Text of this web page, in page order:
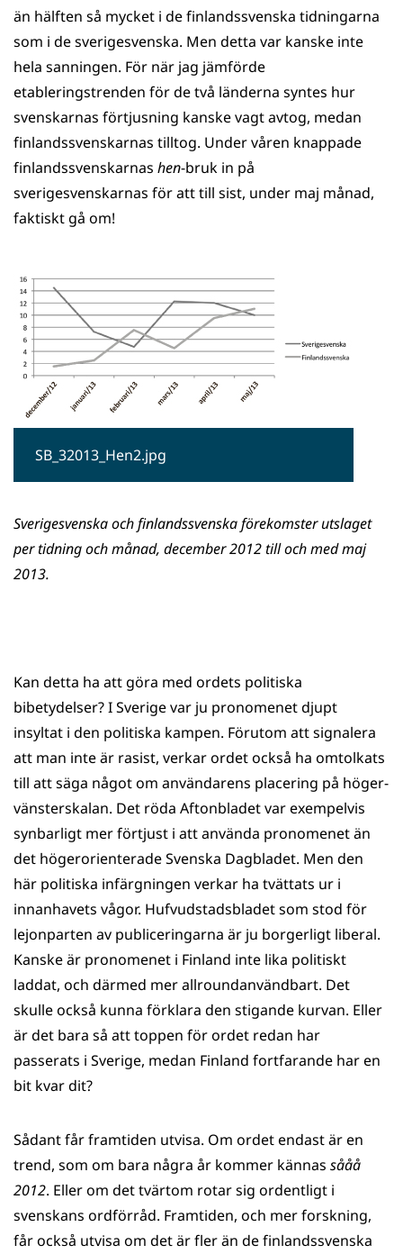
än hälften så mycket i de finlandssvenska tidningarna
som i de sverigesvenska. Men detta var kanske inte
hela sanningen. För när jag jämförde
etableringstrenden för de två länderna syntes hur
svenskarnas förtjusning kanske vagt avtog, medan
finlandssvenskarnas tilltog. Under våren knappade
finlandssvenskarnas hen-bruk in på
sverigesvenskarnas för att till sist, under maj månad,
faktiskt gå om!
SB_32013_Hen2.jpg
Sverigesvenska och finlandssvenska förekomster utslaget
per tidning och månad, december 2012 till och med maj
2013.
Kan detta ha att göra med ordets politiska
bibetydelser? I Sverige var ju pronomenet djupt
insyltat i den politiska kampen. Förutom att signalera
att man inte är rasist, verkar ordet också ha omtolkats
till att säga något om användarens placering på höger-
vänsterskalan. Det röda Aftonbladet var exempelvis
synbarligt mer förtjust i att använda pronomenet än
det högerorienterade Svenska Dagbladet. Men den
här politiska infärgningen verkar ha tvättats ur i
innanhavets vågor. Hufvudstadsbladet som stod för
lejonparten av publiceringarna är ju borgerligt liberal.
Kanske är pronomenet i Finland inte lika politiskt
laddat, och därmed mer allroundanvändbart. Det
skulle också kunna förklara den stigande kurvan. Eller
är det bara så att toppen för ordet redan har
passerats i Sverige, medan Finland fortfarande har en
bit kvar dit?
Sådant får framtiden utvisa. Om ordet endast är en
trend, som om bara några år kommer kännas sååå
2012. Eller om det tvärtom rotar sig ordentligt i
svenskans ordförråd. Framtiden, och mer forskning,
får också utvisa om det är fler än de finlandssvenska